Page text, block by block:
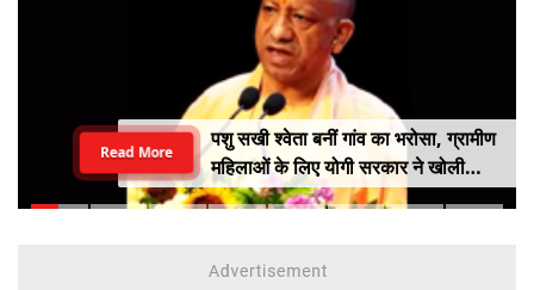
पशु सखी श्वेता बनीं गांव का भरोसा, ग्रामीण
महिलाओं के लिए योगी सरकार ने खोली
आत्मनिर्भरता की राह
Read More